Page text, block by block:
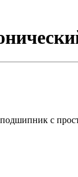
с